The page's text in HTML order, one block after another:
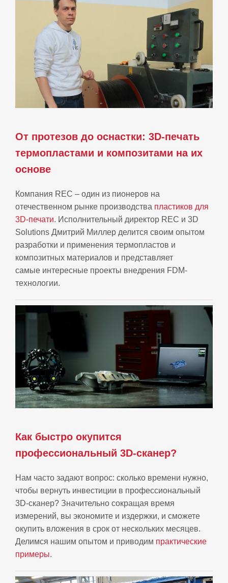
От протезов до оснастки: 3D-печать
термопластами и композитами на их
основе
Компания REC – один из пионеров на
отечественном рынке производства пластиков для
3D-печати. Исполнительный директор REC и 3D
Solutions Дмитрий Миллер делится своим опытом
разработки и применения термопластов и
композитных материалов и представляет
самые интересные проекты внедрения FDM-
технологии.
Как быстро окупится
профессиональный 3D-сканер?
Нам часто задают вопрос: сколько времени нужно,
чтобы вернуть инвестиции в профессиональный
3D-сканер? Значительно сокращая время
измерений, вы экономите и издержки, и сможете
окупить вложения в срок от нескольких месяцев.
Делимся нашим опытом и приводим практические
примеры.